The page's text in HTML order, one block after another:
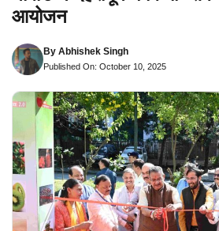
आयोजन
By Abhishek Singh
Published On: October 10, 2025